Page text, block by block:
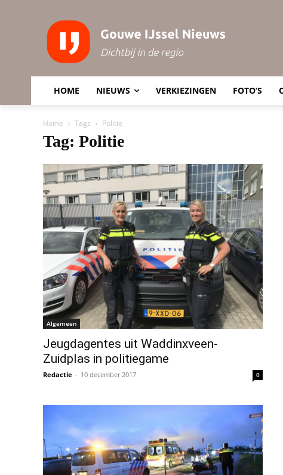
HOME NIEUWS VERKIEZINGEN FOTO’S
Home Tags Politie
Tag: Politie
Algemeen
Jeugdagentes uit Waddinxveen-
Zuidplas in politiegame
Redactie - 10 december 2017 0